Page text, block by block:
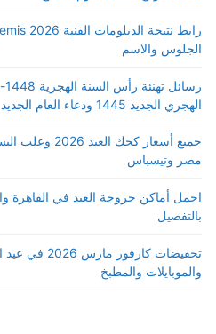
الجلوس والاسم
الهجري الجديد 1445 ودعاء العام الجديد
جميع أسعار
مصر وتيسباس
بالتفصيل
تخفيضات
والموبايلات والمطبخ